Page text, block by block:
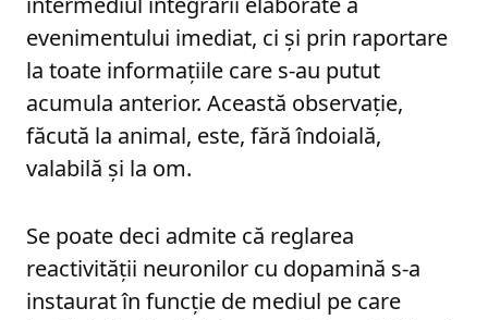
evenimentului imediat, ci și prin raportare
la toate informațiile care s-au putut
acumula anterior. Această observație,
făcută la animal, este, fără îndoială,
valabilă și la om.
Se poate deci admite că reglarea
reactivității neuronilor cu dopamină s-a
instaurat în funcție de mediul pe care